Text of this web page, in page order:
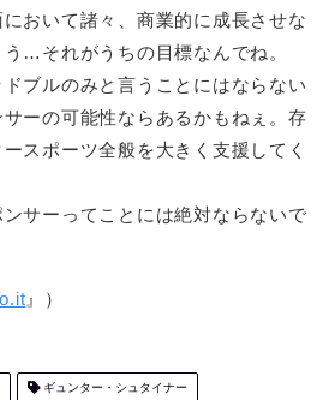
おいて諸々、商業的に成長させな
…それがうちの目標なんでね。
ドブルのみと言うことにはならない
ーの可能性ならあるかもねぇ。存
スポーツ全般を大きく支援してく
サーってことには絶対ならないで
』）
ギュンター・シュタイナー